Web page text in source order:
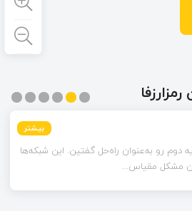
بیشتر
بیشتر
دوم رو به‌عنوان راه‌حل گفتین. این شبکه‌ها
مشکل مقیاس‌...
بیشتر
بیشتر
بیشتر
بیشتر